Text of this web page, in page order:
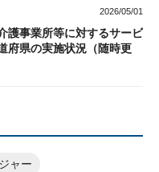
2026/05/01
護事業所等に対するサービ
県の実施状況（随時更
ャー